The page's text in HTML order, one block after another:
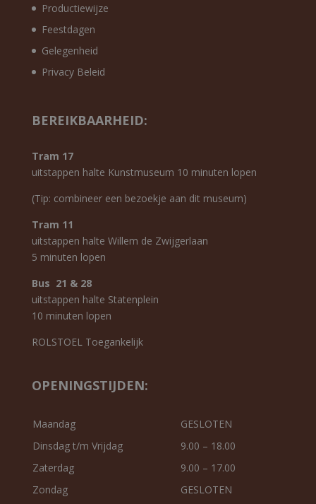
Productiewijze
Feestdagen
Gelegenheid
Privacy Beleid
BEREIKBAARHEID:
Tram 17
uitstappen halte Kunstmuseum 10 minuten lopen
(Tip: combineer een bezoekje aan dit museum)
Tram 11
uitstappen halte Willem de Zwijgerlaan
5 minuten lopen
Bus 21 & 28
uitstappen halte Statenplein
10 minuten lopen
ROLSTOEL Toegankelijk
OPENINGSTIJDEN:
Maandag
GESLOTEN
Dinsdag t/m Vrijdag
9.00 – 18.00
Zaterdag
9.00 – 17.00
Zondag
GESLOTEN